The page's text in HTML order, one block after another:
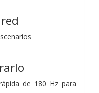
de 180 Hz para